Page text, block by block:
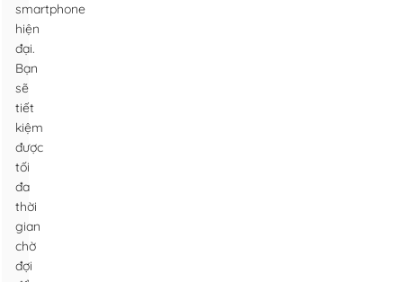
smartphone
hiện
đại.
Bạn
sẽ
tiết
kiệm
được
tối
đa
thời
gian
chờ
đợi